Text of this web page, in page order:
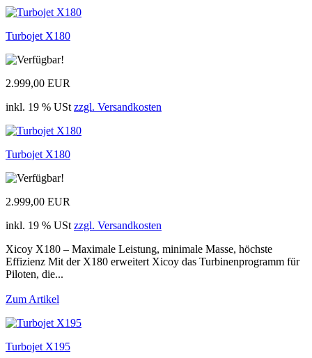
Turbojet X180
2.999,00 EUR
inkl. 19 % USt zzgl. Versandkosten
Turbojet X180
2.999,00 EUR
inkl. 19 % USt zzgl. Versandkosten
Xicoy X180 – Maximale Leistung, minimale Masse, höchste
Effizienz Mit der X180 erweitert Xicoy das Turbinenprogramm für
Piloten, die...
Zum Artikel
Turbojet X195